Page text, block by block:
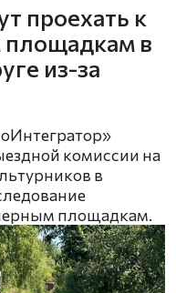
проехать к
площадкам в
из-за
комиссии на
в
площадкам.